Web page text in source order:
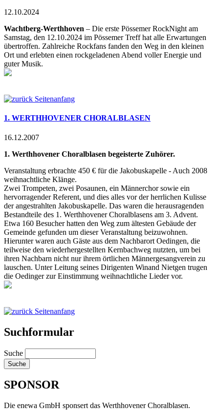
12.10.2024
Wachtberg-Werthhoven – Die erste Pössemer RockNight am
Samstag, den 12.10.2024 im Pössemer Treff hat alle Erwartungen
übertroffen. Zahlreiche Rockfans fanden den Weg in den kleinen
Ort und erlebten einen rockgeladenen Abend voller Energie und
guter Musik.
Seitenanfang
1. WERTHHOVENER CHORALBLASEN
16.12.2007
1. Werthhovener Choralblasen begeisterte Zuhörer.
Veranstaltung erbrachte 450 € für die Jakobuskapelle - Auch 2008
weihnachtliche Klänge.
Zwei Trompeten, zwei Posaunen, ein Männerchor sowie ein
hervorragender Referent, und dies alles vor der herrlichen Kulisse
der angestrahlten Jakobuskapelle. Das waren die herausragenden
Bestandteile des 1. Werthhovener Choralblasens am 3. Advent.
Etwa 160 Besucher hatten den Weg zum ältesten Gebäude der
Gemeinde gefunden um dieser Veranstaltung beizuwohnen.
Hierunter waren auch Gäste aus dem Nachbarort Oedingen, die
teilweise den wiederhergestellten Kernbachweg nutzten, um bei
ihren Nachbarn nicht nur ihrem örtlichen Männergesangverein zu
lauschen. Unter Leitung seines Dirigenten Winand Nietgen trugen
die Oedinger zur Einstimmung weihnachtliche Lieder vor.
Seitenanfang
Suchformular
Suche
SPONSOR
Die enewa GmbH sponsert das Werthhovener Choralblasen.